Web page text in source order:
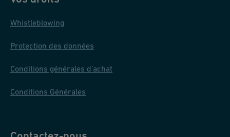
Whistleblowing
Protection des données
Conditions générales d'achat
Conditions Générales